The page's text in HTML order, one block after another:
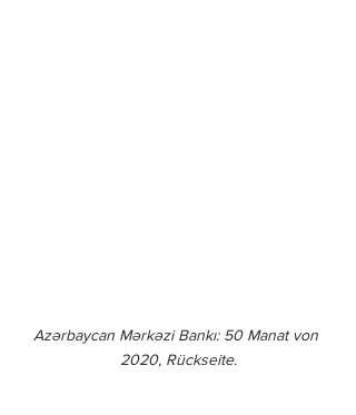
Azərbaycan Mərkəzi Bankı: 50 Manat von
2020, Rückseite.